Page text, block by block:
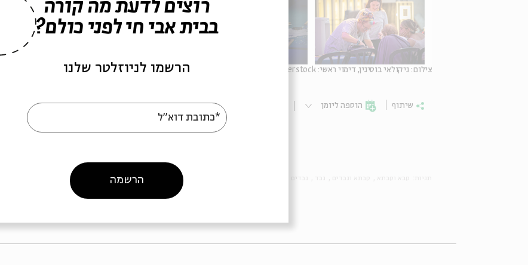
צילום: ניקולאי בוסיגין, דימוי ראשי: shutterstock
שיתוף הוספה ליומן הרשמה לאירועים דומים
רוצים לדעת מה קורה
בבית אבי חי לפני כולם?
הרשמו לניוזלטר שלנו
*כתובת דוא"ל
הרשמה